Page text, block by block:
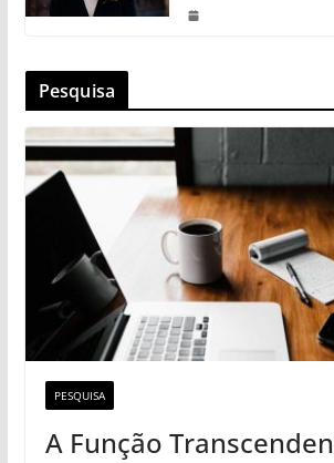
Pesquisa
PESQUISA
A Função